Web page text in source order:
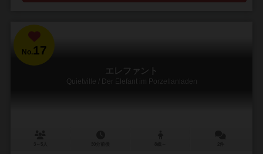
No.17
エレファント
Quietville / Der Elefant im Porzellanladen